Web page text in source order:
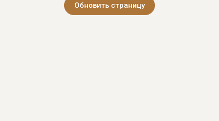
Обновить страницу